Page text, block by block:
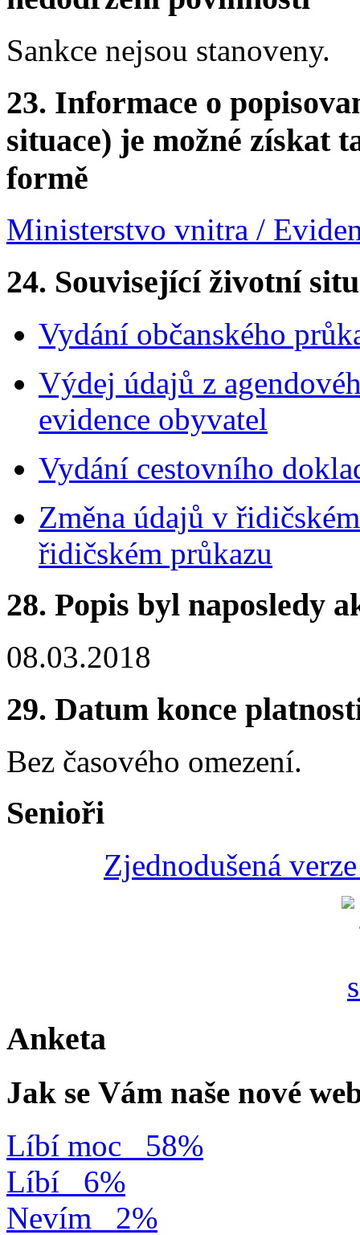
Sankce nejsou stanoveny.
23. Informace o
situace) je možné získat
formě
Ministerstvo vnitra /
24. Související životní
Vydání občanského
Výdej údajů z
evidence obyvatel
Vydání cestovního
Změna údajů v
řidičském průkazu
28. Popis byl naposledy
08.03.2018
29. Datum konce
Bez časového omezení.
Senioři
Zjednodušená
Anketa
Jak se Vám naše nové
Líbí moc
58%
Líbí
6%
Nevím
2%